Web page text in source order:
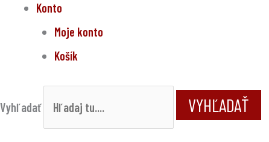
Konto
Moje konto
Košík
Vyhľadať VYHĽADAŤ